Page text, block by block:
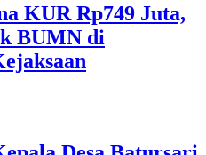
KUR Rp749 Juta,
BUMN di